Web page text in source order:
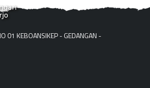
01 KEBOANSIKEP - GEDANGAN -